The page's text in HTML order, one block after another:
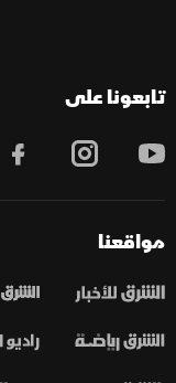
تابعونا على
مواقعنا